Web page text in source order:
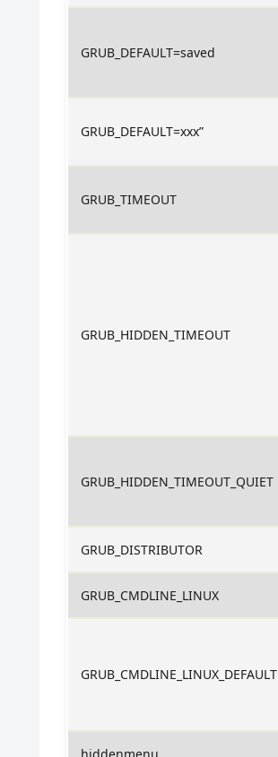
GRUB_DEFAULT=saved
GRUB_DEFAULT=xxx”
GRUB_TIMEOUT
GRUB_HIDDEN_TIMEOUT
GRUB_HIDDEN_TIMEOUT_QUIET
GRUB_DISTRIBUTOR
GRUB_CMDLINE_LINUX
GRUB_CMDLINE_LINUX_DEFAULT